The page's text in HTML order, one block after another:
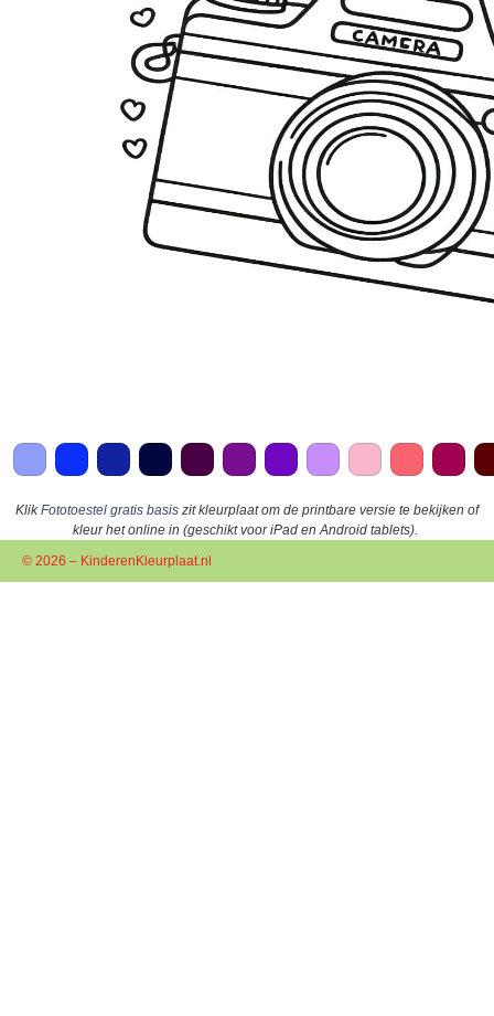
KlikFototoestel gratis basis zit kleurplaat om de printbare versie te bekijken of
kleur het online in (geschikt voor iPad en Android tablets).
© 2026 – KinderenKleurplaat.nl